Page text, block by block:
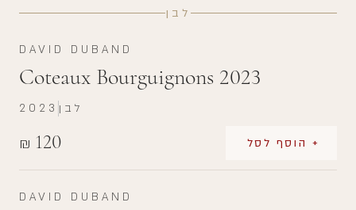
לבן
DAVID DUBAND
Coteaux Bourguignons 2023
₪ 120 + הוסף לסל
2023 לבן
DAVID DUBAND